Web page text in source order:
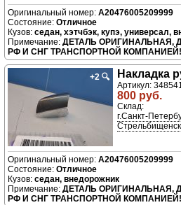
A20476005209999
Отличное
седан, хэтчбэк, купэ, универсал,
ДЕТАЛЬ ОРИГИНАЛЬНАЯ,
РФ И СНГ ТРАНСПОРТНОЙ КОМПАНИЕЙ!
+2 🔍 Накладка
Артикул:
800 руб.
Склад:
г.Санкт-
A20476005209999
Отличное
седан, внедорожник
ДЕТАЛЬ ОРИГИНАЛЬНАЯ,
РФ И СНГ ТРАНСПОРТНОЙ КОМПАНИЕЙ!